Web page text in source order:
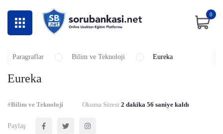
0
Paragraflar Bilim ve Teknoloji Eureka
Eureka
#Bilim ve Teknoloji Okuma Süresi 2 dakika 56 saniye kaldı
Paylaş